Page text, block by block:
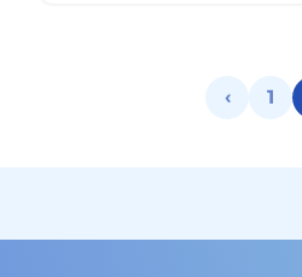
‹ 1